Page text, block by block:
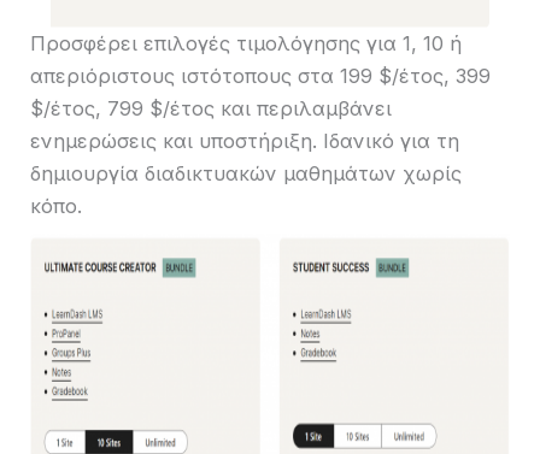
Προσφέρει επιλογές τιμολόγησης για 1, 10 ή
απεριόριστους ιστότοπους στα 199 $/έτος, 399
$/έτος, 799 $/έτος και περιλαμβάνει
ενημερώσεις και υποστήριξη. Ιδανικό για τη
δημιουργία διαδικτυακών μαθημάτων χωρίς
κόπο.